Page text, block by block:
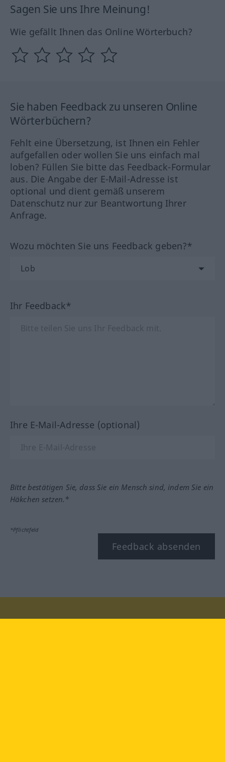
Sagen Sie uns Ihre Meinung!
Wie gefällt Ihnen das Online Wörterbuch?
Sie haben Feedback zu unseren Online
Wörterbüchern?
Fehlt eine Übersetzung, ist Ihnen ein Fehler
aufgefallen oder wollen Sie uns einfach mal
loben? Füllen Sie bitte das Feedback-Formular
aus. Die Angabe der E-Mail-Adresse ist
optional und dient gemäß unserem
Datenschutz nur zur Beantwortung Ihrer
Anfrage.
Wozu möchten Sie uns Feedback geben?*
Ihr Feedback*
Ihre E-Mail-Adresse (optional)
Bitte bestätigen Sie, dass Sie ein Mensch sind, indem Sie ein
Häkchen setzen.*
*Pflichtfeld
Feedback absenden